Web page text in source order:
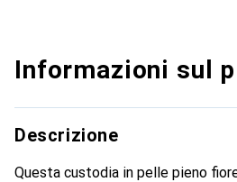
Informazioni sul
Descrizione
Questa custodia in pelle pieno